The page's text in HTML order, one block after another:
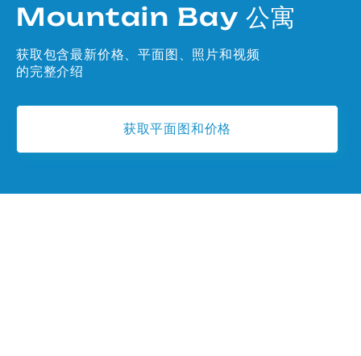
Mountain Bay 公寓
获取包含最新价格、平面图、照片和视频
的完整介绍
获取平面图和价格